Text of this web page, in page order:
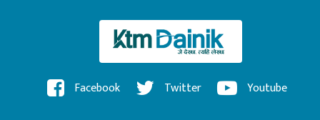
Facebook Twitter Youtube